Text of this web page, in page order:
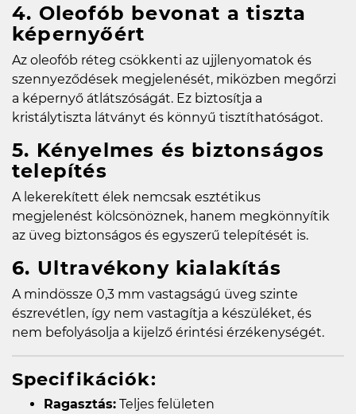
4. Oleofób bevonat a tiszta
képernyőért
Az oleofób réteg csökkenti az ujjlenyomatok és
szennyeződések megjelenését, miközben megőrzi
a képernyő átlátszóságát. Ez biztosítja a
kristálytiszta látványt és könnyű tisztíthatóságot.
5. Kényelmes és biztonságos
telepítés
A lekerekített élek nemcsak esztétikus
megjelenést kölcsönöznek, hanem megkönnyítik
az üveg biztonságos és egyszerű telepítését is.
6. Ultravékony kialakítás
A mindössze 0,3 mm vastagságú üveg szinte
észrevétlen, így nem vastagítja a készüléket, és
nem befolyásolja a kijelző érintési érzékenységét.
Specifikációk:
Ragasztás: Teljes felületen